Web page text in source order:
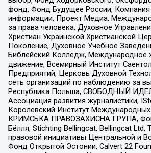
фонд, Фонд Будущее России,
информации, Проект Медиа,
за права человека, Духовное
Христиан Украинской Христианской
Поколение, Духовное Учебное
Библейский Колледж, Международное
движение, Всемирный Институт
Предприятий, Церковь Духовной
сеть организаций по наблюдению за
Республика Польша, СВОБОДНЫЙ
Ассоциация развития журналистики,
Королевский Институт
КРИМСЬКА ПРАВОЗАХИСНА ГРУПА,
Бёлля, Stichting Bellingcat, Bellingcat Ltd,
правовой инициативы Центральной и
Фонд Открытой Эстонии, Calvert 22